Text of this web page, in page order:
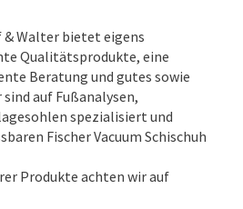
Walter bietet eigens
Qualitätsprodukte, eine
Beratung und gutes sowie
auf Fußanalysen,
spezialisiert und
Fischer Vacuum Schischuh
Produkte achten wir auf